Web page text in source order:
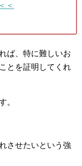
＜
ば、特に難しいお
とを証明してくれ
。
させたいという強